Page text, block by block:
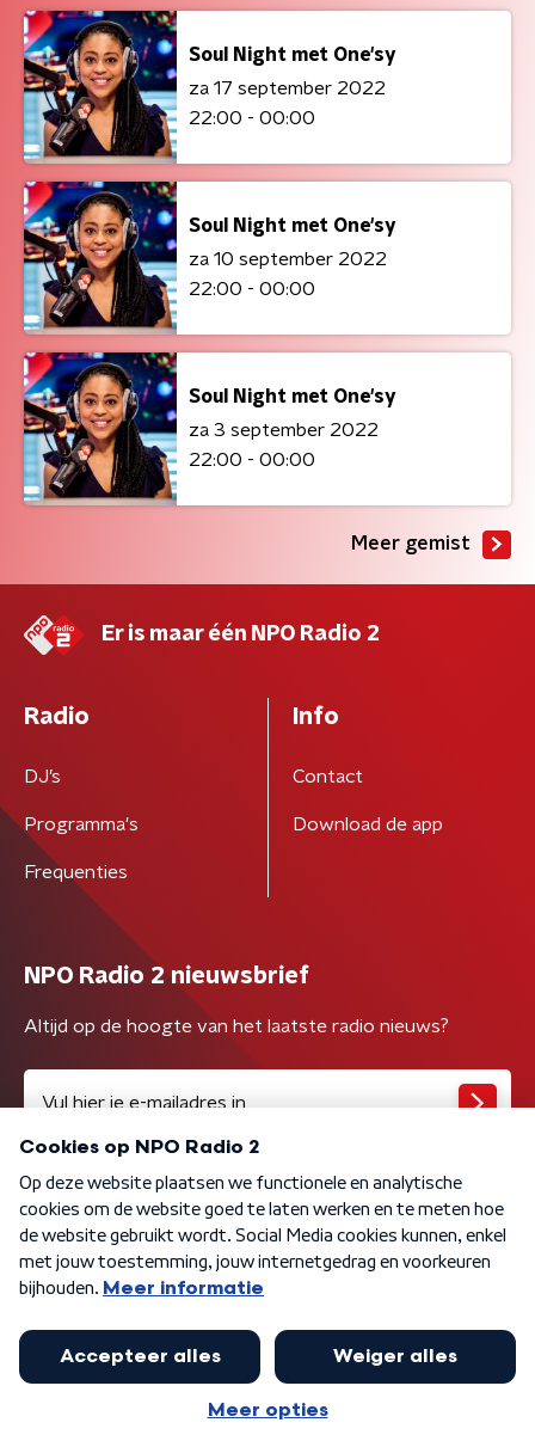
Soul Night met One'sy
za 17 september 2022
22:00 - 00:00
Soul Night met One'sy
za 10 september 2022
22:00 - 00:00
Soul Night met One'sy
za 3 september 2022
22:00 - 00:00
Meer gemist
Er is maar één NPO Radio 2
Radio
DJ’s
Programma's
Frequenties
Info
Contact
Download de app
NPO Radio 2 nieuwsbrief
Altijd op de hoogte van het laatste radio nieuws?
Algemene voorwaarden